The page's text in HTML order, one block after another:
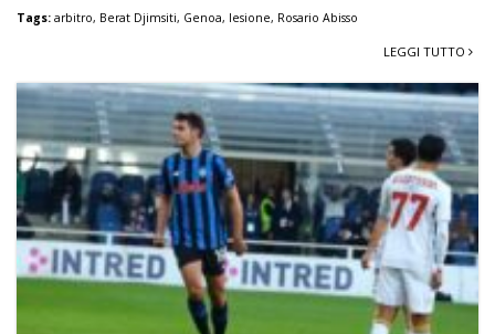
Tags: arbitro, Berat Djimsiti, Genoa, lesione, Rosario Abisso
LEGGI TUTTO